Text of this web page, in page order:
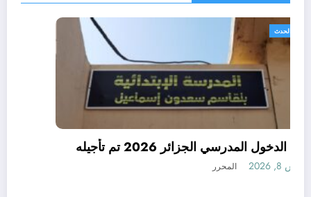
الجزائر الحدث
رسميا الدخول المدرسي الجزائر 2026 تم تأجيله
أغسطس 8, 2026